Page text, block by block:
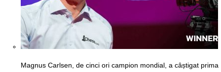
Magnus Carlsen, de cinci ori campion mondial, a câștigat prima